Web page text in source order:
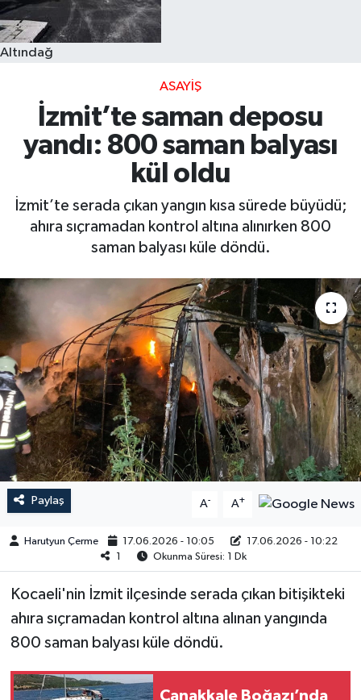
Altındağ
ASAYIŞ
İzmit’te saman deposu
yandı: 800 saman balyası
kül oldu
İzmit’te serada çıkan yangın kısa sürede büyüdü;
ahıra sıçramadan kontrol altına alınırken 800
saman balyası küle döndü.
Paylaş A- A+
Harutyun Çerme 17.06.2026 - 10:05
17.06.2026 - 10:22
1
Okunma Süresi: 1 Dk
Kocaeli'nin İzmit ilçesinde serada çıkan bitişikteki
ahıra sıçramadan kontrol altına alınan yangında
800 saman balyası küle döndü.
Çanakkale Boğazı’nda